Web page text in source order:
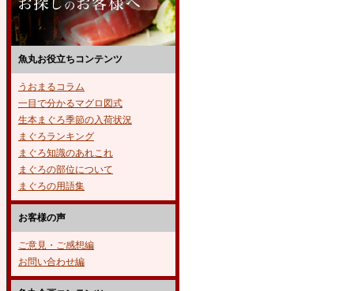
魚丸お役立ちコンテンツ
うおまるコラム
一目で分かるマグロ図式
生本まぐろ季節の入荷状況
まぐろランキング
まぐろ知識のあれこれ
まぐろの部位について
まぐろの用語集
お客様の声
ご意見・ご感想編
お問い合わせ編